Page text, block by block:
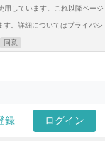
用しています。これ以降ページ
。詳細についてはプライバシ
同意
録 ログイン